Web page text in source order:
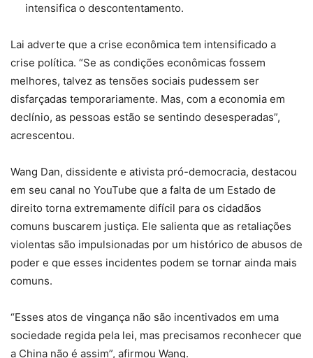
intensifica o descontentamento.
Lai adverte que a crise econômica tem intensificado a
crise política. “Se as condições econômicas fossem
melhores, talvez as tensões sociais pudessem ser
disfarçadas temporariamente. Mas, com a economia em
declínio, as pessoas estão se sentindo desesperadas”,
acrescentou.
Wang Dan, dissidente e ativista pró-democracia, destacou
em seu canal no YouTube que a falta de um Estado de
direito torna extremamente difícil para os cidadãos
comuns buscarem justiça. Ele salienta que as retaliações
violentas são impulsionadas por um histórico de abusos de
poder e que esses incidentes podem se tornar ainda mais
comuns.
“Esses atos de vingança não são incentivados em uma
sociedade regida pela lei, mas precisamos reconhecer que
a China não é assim”, afirmou Wang.